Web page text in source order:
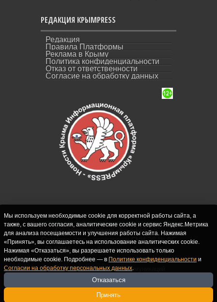
РЕДАКЦИЯ КРЫМPRESS
Редакция
Правила Платформы
Реклама в Крыму
Политика конфиденциальности
Отказ от ответственности
Согласие на обработку данных
СИ "Новости Крыма - КрымPRESS".
Свидетельство о регистрации СМИ ЭЛ № ФС
77-62916 выдано Федеральной службой по
надзору в сфере связи, информационных
технологий и массовых коммуникаций
(Роскомнадзор) 10.09.2015. Учредитель и
главный редактор: Крутских С.М. Почта:
crimearfinfo@yandex.ru. Телефон Редакции:
Мы используем необходимые cookie для корректной работы сайта, а
также, с вашего согласия, аналитические cookie и сервис Яндекс.Метрика
для анализа посещаемости и улучшения работы сайта. Нажимая
«Принять», вы соглашаетесь на использование аналитических cookie.
Нажимая «Отказаться», вы разрешаете использовать только
необходимые cookie. Подробнее — в Политике конфиденциальности и
Согласии на обработку персональных данных.
Отказаться
Принять